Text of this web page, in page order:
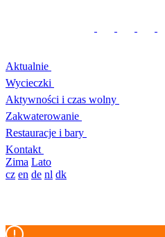
Aktualnie
Wycieczki
Aktywności i czas wolny
Zakwaterowanie
Restauracje i bary
Kontakt
Zima Lato
cz en de nl dk